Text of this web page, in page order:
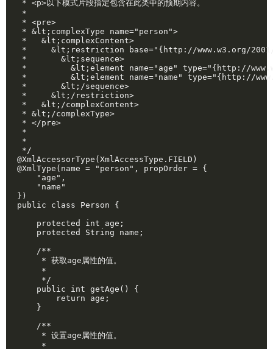
* <p>以下模式片段指定包含在此类中的预期内容。
*
* <pre>
* &lt;complexType name="person">
*   &lt;complexContent>
*     &lt;restriction base="{http://www.w3.org/2001/
*       &lt;sequence>
*         &lt;element name="age" type="{http://
*         &lt;element name="name" type="{http://
*       &lt;/sequence>
*     &lt;/restriction>
*   &lt;/complexContent>
* &lt;/complexType>
* </pre>
*
*
*/
@XmlAccessorType(XmlAccessType.FIELD)
@XmlType(name = "person", propOrder = {
"age",
"name"
})
public class Person {
protected int age;
protected String name;
/**
* 获取age属性的值。
*
*/
public int getAge() {
return age;
}
/**
* 设置age属性的值。
*